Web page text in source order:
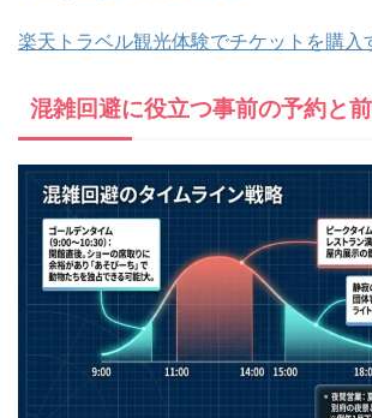
楽天トラベル観光体験でチケットを購入
混雑回避に役立つ事前の予約と